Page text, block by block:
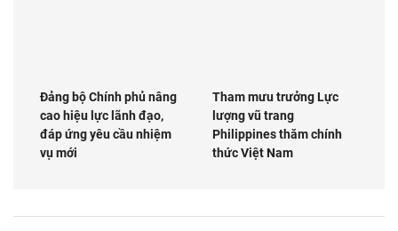
Đảng bộ Chính phủ nâng
cao hiệu lực lãnh đạo,
đáp ứng yêu cầu nhiệm
vụ mới
Tham mưu trưởng Lực
lượng vũ trang
Philippines thăm chính
thức Việt Nam